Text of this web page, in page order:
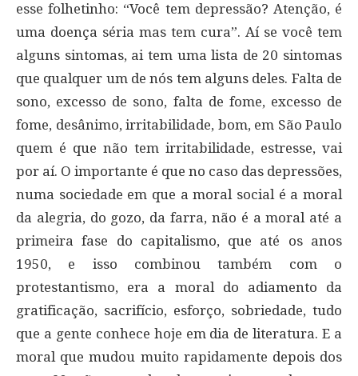
esse folhetinho: “Você tem depressão? Atenção, é
uma doença séria mas tem cura”. Aí se você tem
alguns sintomas, ai tem uma lista de 20 sintomas
que qualquer um de nós tem alguns deles. Falta de
sono, excesso de sono, falta de fome, excesso de
fome, desânimo, irritabilidade, bom, em São Paulo
quem é que não tem irritabilidade, estresse, vai
por aí. O importante é que no caso das depressões,
numa sociedade em que a moral social é a moral
da alegria, do gozo, da farra, não é a moral até a
primeira fase do capitalismo, que até os anos
1950, e isso combinou também com o
protestantismo, era a moral do adiamento da
gratificação, sacrifício, esforço, sobriedade, tudo
que a gente conhece hoje em dia de literatura. E a
moral que mudou muito rapidamente depois dos